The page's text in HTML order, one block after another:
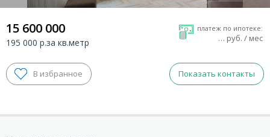
15 600 000
195 000 р.за кв.метр
платеж по ипотеке:
… руб. / мес
Показать контакты